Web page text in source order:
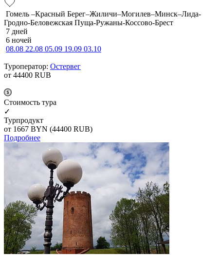
Гомель –Красный Берег–Жиличи–Могилев–Минск–Лида-
Гродно-Беловежская Пуща-Ружаны-Коссово-Брест
7 дней
6 ночей
08.08 22.08 05.09 19.09 03.10
Туроператор: Остервег
от 44400 RUB
Cтоимость тура
✓
Турпродукт
от 1667 BYN (44400 RUB)
Подробнее